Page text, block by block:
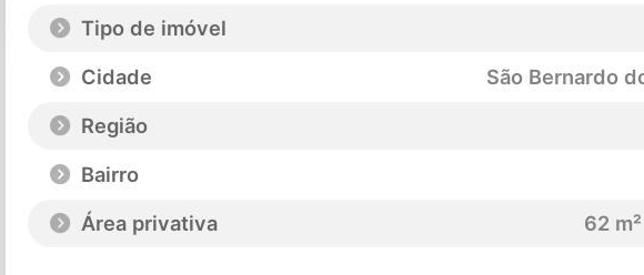
Tipo de imóvel
Cidade
São Bernardo
Região
Bairro
Área privativa
62